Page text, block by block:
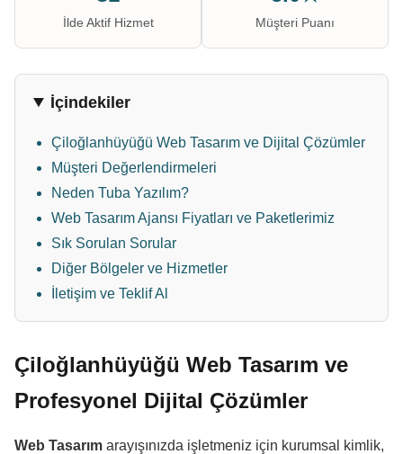
İlde Aktif Hizmet Müşteri Puanı
İçindekiler
Çiloğlanhüyüğü Web Tasarım ve Dijital Çözümler
Müşteri Değerlendirmeleri
Neden Tuba Yazılım?
Web Tasarım Ajansı Fiyatları ve Paketlerimiz
Sık Sorulan Sorular
Diğer Bölgeler ve Hizmetler
İletişim ve Teklif Al
Çiloğlanhüyüğü Web Tasarım ve
Profesyonel Dijital Çözümler
Web Tasarım arayışınızda işletmeniz için kurumsal kimlik,